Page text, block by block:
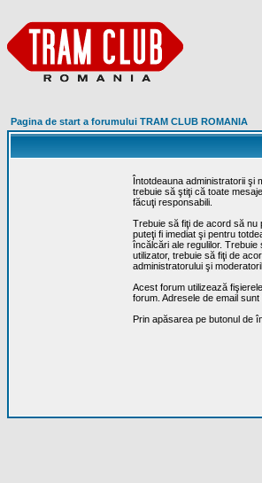
Pagina de start a forumului TRAM CLUB ROMANIA
Întotdeauna administratorii şi
trebuie să ştiţi că toate
făcuţi responsabili.
Trebuie să fiţi de acord să nu
puteţi fi imediat şi pentru
încălcări ale regulilor.
utilizator, trebuie să fiţi de
administratorului şi
Acest forum utilizează
forum. Adresele de email
Prin apăsarea pe butonul de